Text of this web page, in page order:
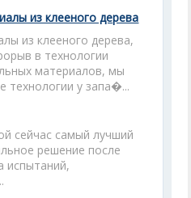
из клееного дерева
из клееного дерева,
в технологии
материалов, мы
технологии у запа�...
сейчас самый лучший
решение после
испытаний,